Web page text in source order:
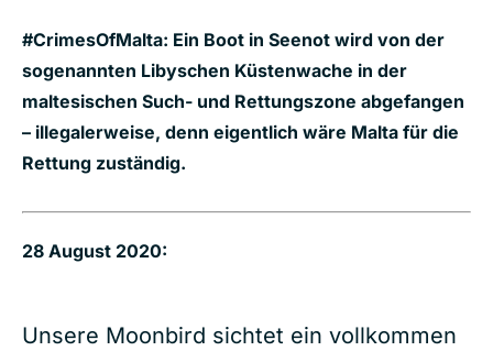
#CrimesOfMalta: Ein Boot in Seenot wird von der
sogenannten Libyschen Küstenwache in der
maltesischen Such- und Rettungszone abgefangen
– illegalerweise, denn eigentlich wäre Malta für die
Rettung zuständig.
28 August 2020:
Unsere Moonbird sichtet ein vollkommen